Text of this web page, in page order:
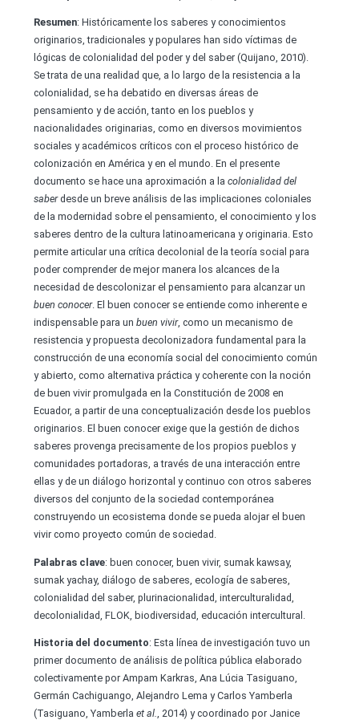
Resumen: Históricamente los saberes y conocimientos
originarios, tradicionales y populares han sido víctimas de
lógicas de colonialidad del poder y del saber (Quijano, 2010).
Se trata de una realidad que, a lo largo de la resistencia a la
colonialidad, se ha debatido en diversas áreas de
pensamiento y de acción, tanto en los pueblos y
nacionalidades originarias, como en diversos movimientos
sociales y académicos críticos con el proceso histórico de
colonización en América y en el mundo. En el presente
documento se hace una aproximación a la colonialidad del
saberdesde un breve análisis de las implicaciones coloniales
de la modernidad sobre el pensamiento, el conocimiento y los
saberes dentro de la cultura latinoamericana y originaria. Esto
permite articular una crítica decolonial de la teoría social para
poder comprender de mejor manera los alcances de la
necesidad de descolonizar el pensamiento para alcanzar un
buen conocer. El buen conocer se entiende como inherente e
indispensable para un buen vivir, como un mecanismo de
resistencia y propuesta decolonizadora fundamental para la
construcción de una economía social del conocimiento común
y abierto, como alternativa práctica y coherente con la noción
de buen vivir promulgada en la Constitución de 2008 en
Ecuador, a partir de una conceptualización desde los pueblos
originarios. El buen conocer exige que la gestión de dichos
saberes provenga precisamente de los propios pueblos y
comunidades portadoras, a través de una interacción entre
ellas y de un diálogo horizontal y continuo con otros saberes
diversos del conjunto de la sociedad contemporánea
construyendo un ecosistema donde se pueda alojar el buen
vivir como proyecto común de sociedad.
Palabras c lave: buen conocer, buen vivir, sumak kawsay,
sumak yachay, diálogo de saberes, ecología de saberes,
colonialidad del saber, plurinacionalidad, interculturalidad,
decolonialidad, FLOK, biodiversidad, educación intercultural.
Historia del documento: Esta línea de investigación tuvo un
primer documento de análisis de política pública elaborado
colectivamente por Ampam Karkras, Ana Lúcia Tasiguano,
Germán Cachiguango, Alejandro Lema y Carlos Yamberla
(Tasiguano, Yamberla et al., 2014) y coordinado por Janice